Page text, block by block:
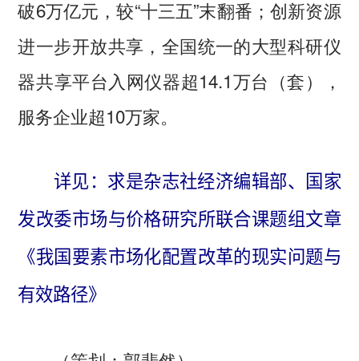
破6万亿元，较“十三五”末翻番；创新资源
进一步开放共享，全国统一的大型科研仪
器共享平台入网仪器超14.1万台（套），
服务企业超10万家。
详见：求是杂志社经济编辑部、国家
发改委市场与价格研究所联合课题组文章
《我国要素市场化配置改革的现实问题与
有效路径》